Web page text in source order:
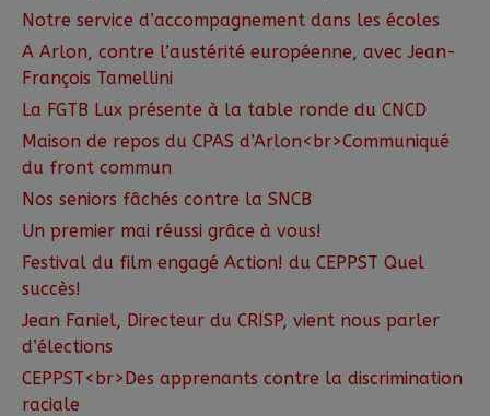
Notre service d’accompagnement dans les écoles
A Arlon, contre l’austérité européenne, avec Jean-
François Tamellini
La FGTB Lux présente à la table ronde du CNCD
Maison de repos du CPAS d’Arlon<br>Communiqué
du front commun
Nos seniors fâchés contre la SNCB
Un premier mai réussi grâce à vous!
Festival du film engagé Action! du CEPPST Quel
succès!
Jean Faniel, Directeur du CRISP, vient nous parler
d’élections
CEPPST<br>Des apprenants contre la discrimination
raciale